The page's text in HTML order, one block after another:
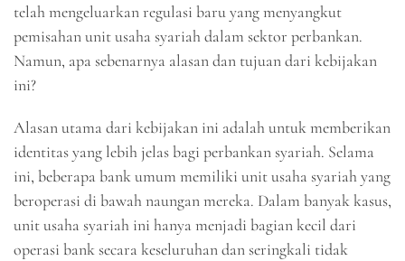
telah mengeluarkan regulasi baru yang menyangkut
pemisahan unit usaha syariah dalam sektor perbankan.
Namun, apa sebenarnya alasan dan tujuan dari kebijakan
ini?
Alasan utama dari kebijakan ini adalah untuk memberikan
identitas yang lebih jelas bagi perbankan syariah. Selama
ini, beberapa bank umum memiliki unit usaha syariah yang
beroperasi di bawah naungan mereka. Dalam banyak kasus,
unit usaha syariah ini hanya menjadi bagian kecil dari
operasi bank secara keseluruhan dan seringkali tidak